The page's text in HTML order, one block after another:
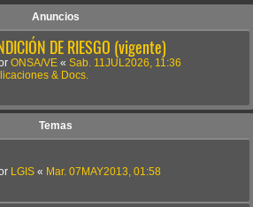
Anuncios
DE RIESGO (vigente)
ONSA/VE « Sab. 11JUL2026, 11:36
& Docs.
Temas
LGIS « Mar. 07MAY2013, 01:58